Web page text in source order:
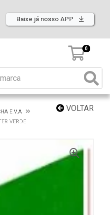
Baixe já nosso APP
0
VOLTAR
E.V.A
VERDE